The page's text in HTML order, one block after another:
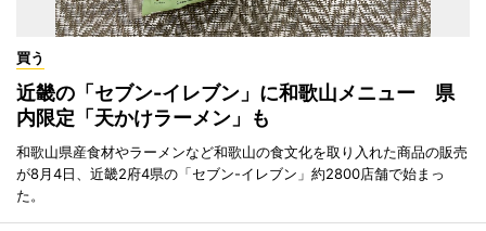
買う
近畿の「セブン-イレブン」に和歌山メニュー 県
内限定「天かけラーメン」も
和歌山県産食材やラーメンなど和歌山の食文化を取り入れた商品の販売
が8月4日、近畿2府4県の「セブン-イレブン」約2800店舗で始まっ
た。